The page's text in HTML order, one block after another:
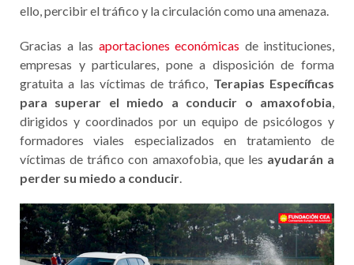
ello, percibir el tráfico y la circulación como una amenaza.
Gracias a las aportaciones económicas de instituciones,
empresas y particulares, pone a disposición de forma
gratuita a las víctimas de tráfico, Terapias Específicas
para superar el miedo a conducir o amaxofobia,
dirigidos y coordinados por un equipo de psicólogos y
formadores viales especializados en tratamiento de
víctimas de tráfico con amaxofobia, que les ayudarán a
perder su miedo a conducir.